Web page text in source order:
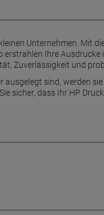
Unternehmen. Mit
Ihre
Zuverlässigkeit und
sind, werden
sicher, dass Ihr HP